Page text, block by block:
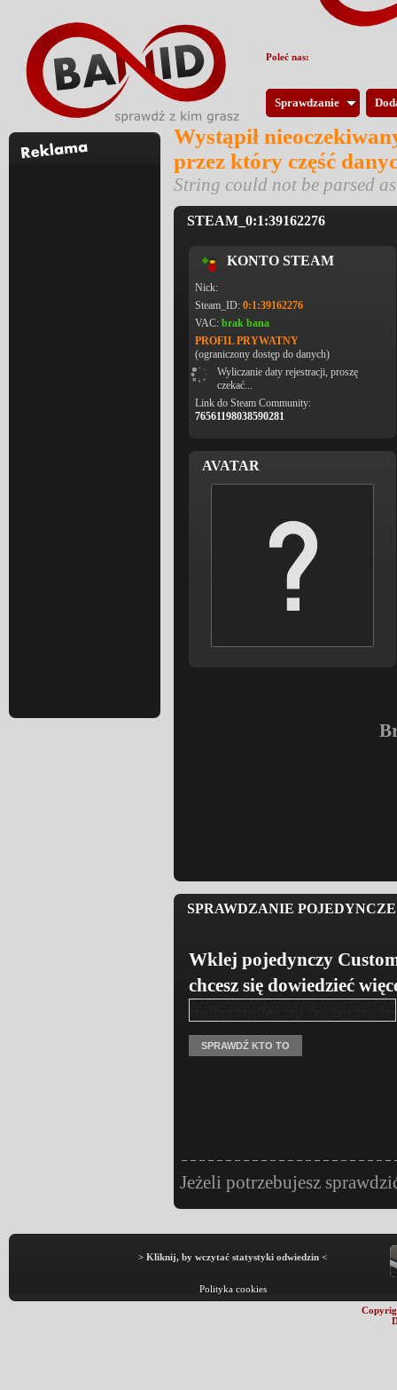
Sprawdzanie
Wystąpił
przez który część
String could not be parsed
STEAM_0:1:39162276
KONTO STEAM
Nick:
Steam_ID: 0:1:39162276
VAC: brak bana
PROFIL PRYWATNY
(ograniczony dostęp do danych)
Wyliczanie daty rejestracji, proszę
czekać...
Link do Steam Community:
76561198038590281
AVATAR
SPRAWDZANIE
Wklej pojedynczy
chcesz się dowiedzieć
Jeżeli potrzebujesz
> Kliknij, by wczytać statystyki odwiedzin <
Polityka cookies
Poleć nas: